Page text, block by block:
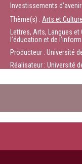
Investissements
Thème(s) : Arts et Culture
Lettres, Arts, Langues
l’éducation et de
Producteur : Université
Réalisateur : Université